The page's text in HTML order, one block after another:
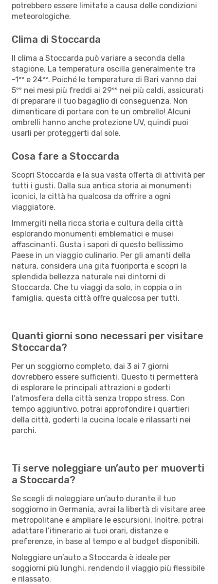
potrebbero essere limitate a causa delle condizioni
meteorologiche.
Clima di Stoccarda
Il clima a Stoccarda può variare a seconda della
stagione. La temperatura oscilla generalmente tra
-1ºº e 24ºº. Poiché le temperature di Bari vanno dai
5ºº nei mesi più freddi ai 29ºº nei più caldi, assicurati
di preparare il tuo bagaglio di conseguenza. Non
dimenticare di portare con te un ombrello! Alcuni
ombrelli hanno anche protezione UV, quindi puoi
usarli per proteggerti dal sole.
Cosa fare a Stoccarda
Scopri Stoccarda e la sua vasta offerta di attività per
tutti i gusti. Dalla sua antica storia ai monumenti
iconici, la città ha qualcosa da offrire a ogni
viaggiatore.
Immergiti nella ricca storia e cultura della città
esplorando monumenti emblematici e musei
affascinanti. Gusta i sapori di questo bellissimo
Paese in un viaggio culinario. Per gli amanti della
natura, considera una gita fuoriporta e scopri la
splendida bellezza naturale nei dintorni di
Stoccarda. Che tu viaggi da solo, in coppia o in
famiglia, questa città offre qualcosa per tutti.
Quanti giorni sono necessari per visitare
Stoccarda?
Per un soggiorno completo, dai 3 ai 7 giorni
dovrebbero essere sufficienti. Questo ti permetterà
di esplorare le principali attrazioni e goderti
l’atmosfera della città senza troppo stress. Con
tempo aggiuntivo, potrai approfondire i quartieri
della città, goderti la cucina locale e rilassarti nei
parchi.
Ti serve noleggiare un’auto per muoverti
a Stoccarda?
Se scegli di noleggiare un’auto durante il tuo
soggiorno in Germania, avrai la libertà di visitare aree
metropolitane e ampliare le escursioni. Inoltre, potrai
adattare l’itinerario ai tuoi orari, distanze e
preferenze, in base al tempo e al budget disponibili.
Noleggiare un’auto a Stoccarda è ideale per
soggiorni più lunghi, rendendo il viaggio più flessibile
e rilassato.